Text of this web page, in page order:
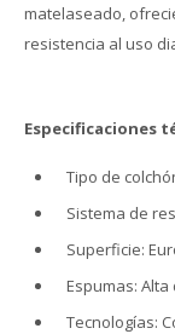
matelaseado,
resistencia al uso
Especificaciones
Tipo de
Sistema de
Superficie:
Espumas:
Tecnologías: